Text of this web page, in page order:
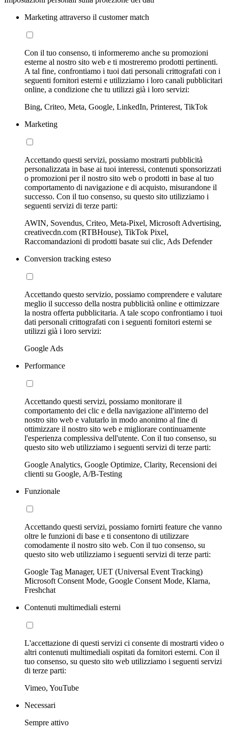
Marketing attraverso il customer match
Con il tuo consenso, ti informeremo anche su promozioni
esterne al nostro sito web e ti mostreremo prodotti pertinenti.
A tal fine, confrontiamo i tuoi dati personali crittografati con i
seguenti fornitori esterni e utilizziamo i loro canali pubblicitari
online, a condizione che tu utilizzi già i loro servizi:
Bing, Criteo, Meta, Google, LinkedIn, Printerest, TikTok
Marketing
Accettando questi servizi, possiamo mostrarti pubblicità
personalizzata in base ai tuoi interessi, contenuti sponsorizzati
o promozioni per il nostro sito web o prodotti in base al tuo
comportamento di navigazione e di acquisto, misurandone il
successo. Con il tuo consenso, su questo sito utilizziamo i
seguenti servizi di terze parti:
AWIN, Sovendus, Criteo, Meta-Pixel, Microsoft Advertising,
creativecdn.com (RTBHouse), TikTok Pixel,
Raccomandazioni di prodotti basate sui clic, Ads Defender
Conversion tracking esteso
Accettando questo servizio, possiamo comprendere e valutare
meglio il successo della nostra pubblicità online e ottimizzare
la nostra offerta pubblicitaria. A tale scopo confrontiamo i tuoi
dati personali crittografati con i seguenti fornitori esterni se
utilizzi già i loro servizi:
Google Ads
Performance
Accettando questi servizi, possiamo monitorare il
comportamento dei clic e della navigazione all'interno del
nostro sito web e valutarlo in modo anonimo al fine di
ottimizzare il nostro sito web e migliorare continuamente
l'esperienza complessiva dell'utente. Con il tuo consenso, su
questo sito web utilizziamo i seguenti servizi di terze parti:
Google Analytics, Google Optimize, Clarity, Recensioni dei
clienti su Google, A/B-Testing
Funzionale
Accettando questi servizi, possiamo fornirti feature che vanno
oltre le funzioni di base e ti consentono di utilizzare
comodamente il nostro sito web. Con il tuo consenso, su
questo sito web utilizziamo i seguenti servizi di terze parti:
Google Tag Manager, UET (Universal Event Tracking)
Microsoft Consent Mode, Google Consent Mode, Klarna,
Freshchat
Contenuti multimediali esterni
L'accettazione di questi servizi ci consente di mostrarti video o
altri contenuti multimediali ospitati da fornitori esterni. Con il
tuo consenso, su questo sito web utilizziamo i seguenti servizi
di terze parti:
Vimeo, YouTube
Necessari
Sempre attivo